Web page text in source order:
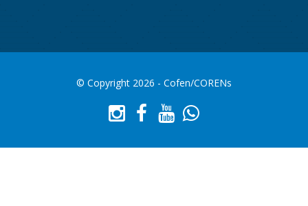
© Copyright 2026 - Cofen/CORENs